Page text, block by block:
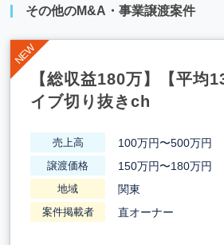
その他のM&A・事業譲渡案件
【総収益180万】【平均
イブ切り抜きch
売上高 100万円〜500万円
譲渡価格 150万円〜180万円
地域 関東
案件掲載者 直オーナー